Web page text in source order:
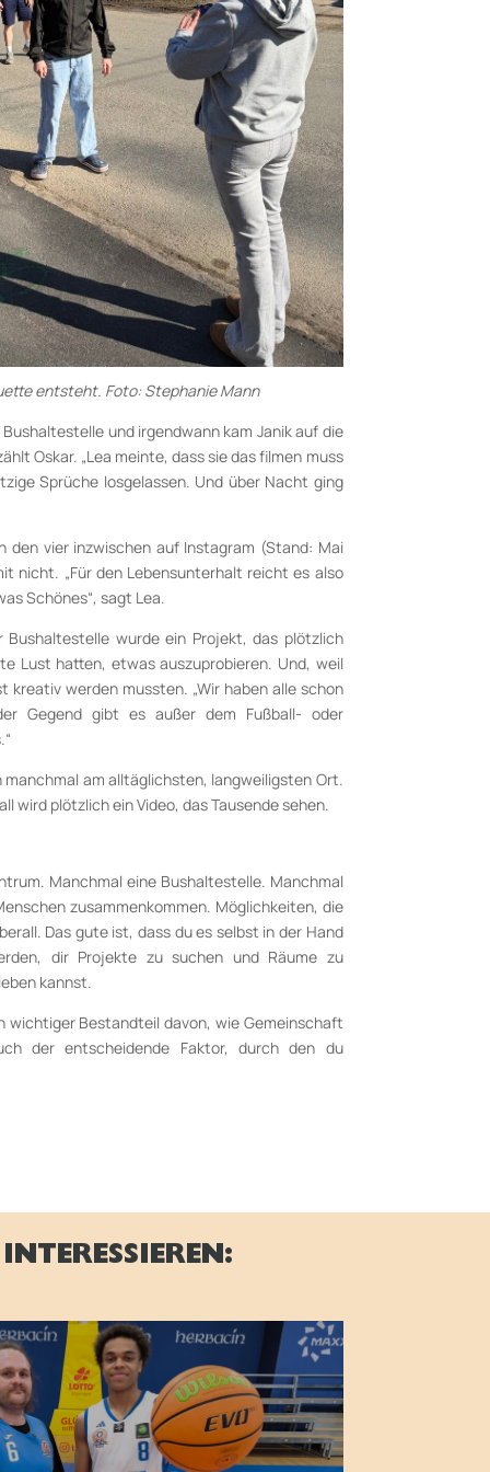
entsteht. Foto: Stephanie Mann
und irgendwann kam Janik auf die
Oskar. „Lea meinte, dass sie das filmen muss
Sprüche losgelassen. Und über Nacht ging
den vier inzwischen auf Instagram (Stand: Mai
nicht. „Für den Lebensunterhalt reicht es also
Schönes“, sagt Lea.
Bushaltestelle wurde ein Projekt, das plötzlich
Lust hatten, etwas auszuprobieren. Und, weil
kreativ werden mussten. „Wir haben alle schon
Gegend gibt es außer dem Fußball- oder
am alltäglichsten, langweiligsten Ort.
wird plötzlich ein Video, das Tausende sehen.
Manchmal eine Bushaltestelle. Manchmal
zusammenkommen. Möglichkeiten, die
Das gute ist, dass du es selbst in der Hand
dir Projekte zu suchen und Räume zu
kannst.
wichtiger Bestandteil davon, wie Gemeinschaft
der entscheidende Faktor, durch den du
MIT
MUSA